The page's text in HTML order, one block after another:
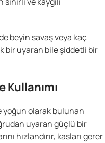
beyin savaş veya kaç
bir uyaran bile şiddetli bir
Kullanımı
yoğun olarak bulunan
uyaran güçlü bir
hızlandırır, kasları gerer